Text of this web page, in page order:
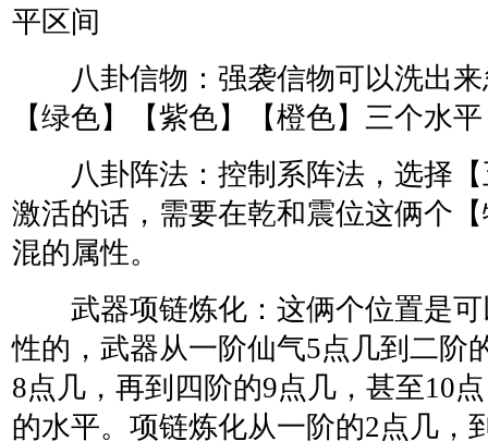
平区间
八卦信物：强袭信物可以洗出来
【绿色】【紫色】【橙色】三个水平
八卦阵法：控制系阵法，选择【
激活的话，需要在乾和震位这俩个
混的属性。
武器项链炼化：这俩个位置是可
性的，武器从一阶仙气5点几到二阶
8点几，再到四阶的9点几，甚至10
的水平。项链炼化从一阶的2点几，